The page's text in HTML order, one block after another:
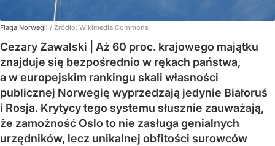
Flaga Norwegii / Źródło: Wikimedia Commons
Cezary Zawalski | Aż 60 proc. krajowego majątku
znajduje się bezpośrednio w rękach państwa,
a w europejskim rankingu skali własności
publicznej Norwegię wyprzedzają jedynie Białoruś
i Rosja. Krytycy tego systemu słusznie zauważają,
że zamożność Oslo to nie zasługa genialnych
urzędników, lecz unikalnej obfitości surowców